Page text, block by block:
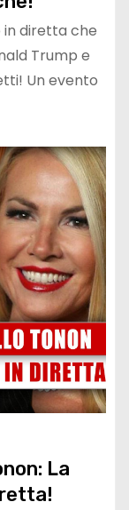
in diretta che
Trump e
Un evento
La